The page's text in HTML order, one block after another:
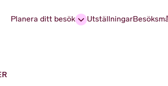
Planera ditt besök Utställningar